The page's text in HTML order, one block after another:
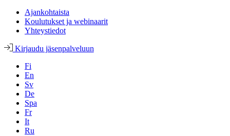
Ajankohtaista
Koulutukset ja webinaarit
Yhteystiedot
Kirjaudu jäsenpalveluun
Fi
En
Sv
De
Spa
Fr
It
Ru